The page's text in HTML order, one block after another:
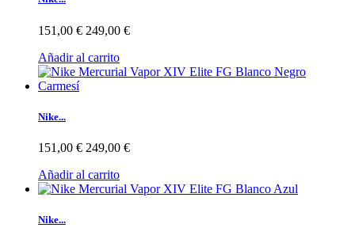
151,00 € 249,00 €
Añadir al carrito
Nike...
151,00 € 249,00 €
Añadir al carrito
Nike...